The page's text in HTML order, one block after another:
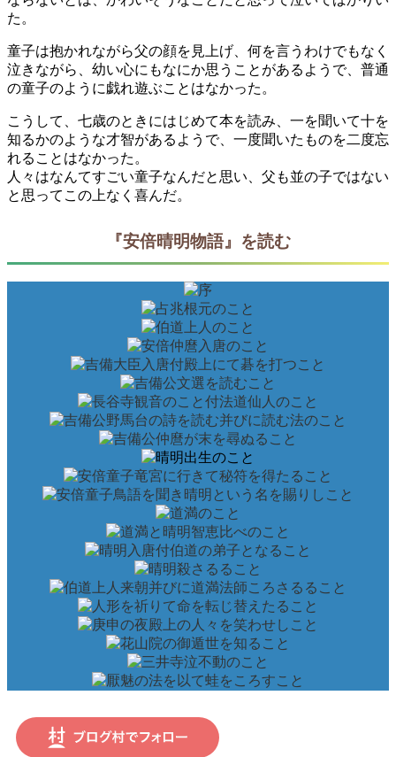
た。
童子は抱かれながら父の顔を見上げ、何を言うわけでもなく
泣きながら、幼い心にもなにか思うことがあるようで、普通
の童子のように戯れ遊ぶことはなかった。
こうして、七歳のときにはじめて本を読み、一を聞いて十を
知るかのような才智があるようで、一度聞いたものを二度忘
れることはなかった。
人々はなんてすごい童子なんだと思い、父も並の子ではない
と思ってこの上なく喜んだ。
『安倍晴明物語』を読む